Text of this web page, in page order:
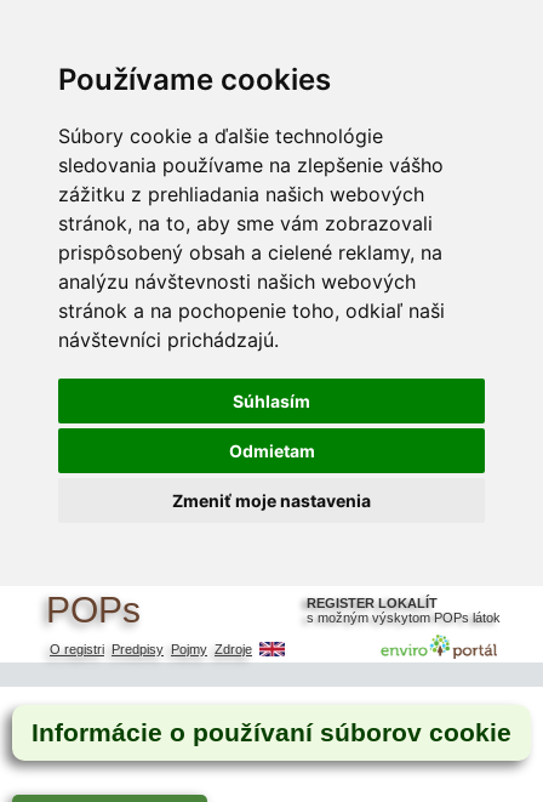
Používame cookies
Súbory cookie a ďalšie technológie
sledovania používame na zlepšenie vášho
zážitku z prehliadania našich webových
stránok, na to, aby sme vám zobrazovali
prispôsobený obsah a cielené reklamy, na
analýzu návštevnosti našich webových
stránok a na pochopenie toho, odkiaľ naši
návštevníci prichádzajú.
Súhlasím
Odmietam
Zmeniť moje nastavenia
Hlavná oblasť stránky
POPs
REGISTER LOKALÍT
s možným výskytom POPs látok
O registri Predpisy Pojmy Zdroje
Informácie o používaní súborov cookie